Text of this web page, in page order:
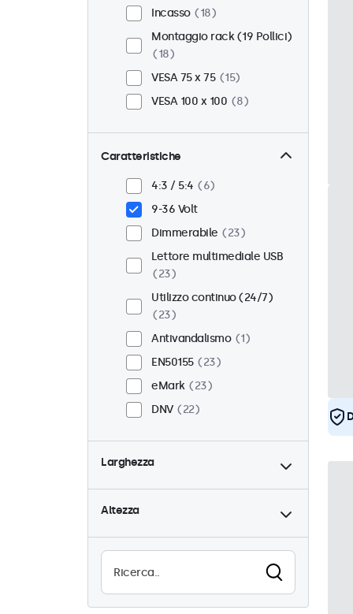
Incasso
18
Montaggio rack (19 Pollici)
18
VESA 75 x 75
15
VESA 100 x 100
8
Caratteristiche
4:3 / 5:4
6
9-36 Volt
Dimmerabile
23
Lettore multimediale USB
23
Utilizzo continuo (24/7)
23
Antivandalismo
1
EN50155
23
eMark
23
DNV
22
Larghezza
Altezza